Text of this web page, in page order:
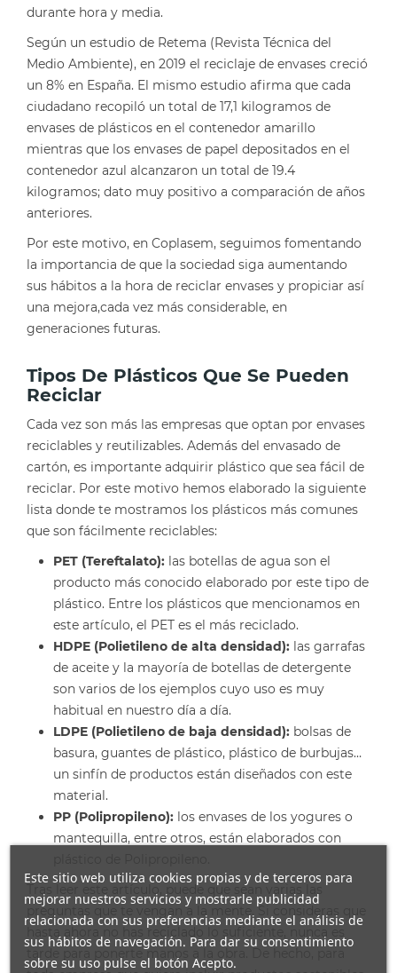
durante hora y media.
Según un estudio de Retema (Revista Técnica del
Medio Ambiente), en 2019 el reciclaje de envases creció
un 8% en España. El mismo estudio afirma que cada
ciudadano recopiló un total de 17,1 kilogramos de
envases de plásticos en el contenedor amarillo
mientras que los envases de papel depositados en el
contenedor azul alcanzaron un total de 19.4
kilogramos; dato muy positivo a comparación de años
anteriores.
Por este motivo, en Coplasem, seguimos fomentando
la importancia de que la sociedad siga aumentando
sus hábitos a la hora de reciclar envases y propiciar así
una mejora,cada vez más considerable, en
generaciones futuras.
Tipos De Plásticos Que Se Pueden
Reciclar
Cada vez son más las empresas que optan por envases
reciclables y reutilizables. Además del envasado de
cartón, es importante adquirir plástico que sea fácil de
reciclar. Por este motivo hemos elaborado la siguiente
lista donde te mostramos los plásticos más comunes
que son fácilmente reciclables:
PET (Tereftalato): las botellas de agua son el
producto más conocido elaborado por este tipo de
plástico. Entre los plásticos que mencionamos en
este artículo, el PET es el más reciclado.
HDPE (Polietileno de alta densidad): las garrafas
de aceite y la mayoría de botellas de detergente
son varios de los ejemplos cuyo uso es muy
habitual en nuestro día a día.
LDPE (Polietileno de baja densidad): bolsas de
basura, guantes de plástico, plástico de burbujas…
un sinfín de productos están diseñados con este
material.
PP (Polipropileno): los envases de los yogures o
mantequilla, entre otros, están elaborados con
Tras leer este artículo, puede que sean varias las
preguntas que te vengan a la mente. Si consideras que
hasta ahora no has reciclado lo suficiente, nunca es
tarde para ponerte manos a la obra. De hecho, para
Este sitio web utiliza cookies propias y de terceros para
mejorar nuestros servicios y mostrarle publicidad
relacionada con sus preferencias mediante el análisis de
sus hábitos de navegación. Para dar su consentimiento
sobre su uso pulse el botón Acepto.